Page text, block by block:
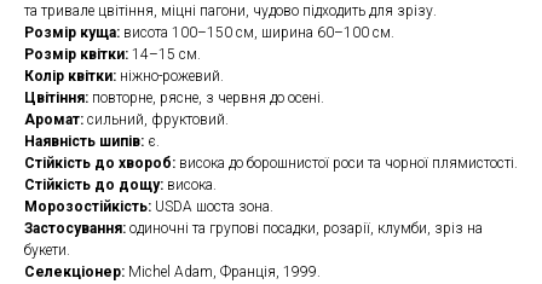
та тривале цвітіння, міцні пагони, чудово підходить для зрізу.
Розмір куща: висота 100–150 см, ширина 60–100 см.
Розмір квітки: 14–15 см.
Колір квітки: ніжно-рожевий.
Цвітіння: повторне, рясне, з червня до осені.
Аромат: сильний, фруктовий.
Наявність шипів: є.
Стійкість до хвороб: висока до борошнистої роси та чорної плямистості.
Стійкість до дощу: висока.
Морозостійкість: USDA шоста зона.
Застосування: одиночні та групові посадки, розарії, клумби, зріз на
букети.
Селекціонер: Michel Adam, Франція, 1999.